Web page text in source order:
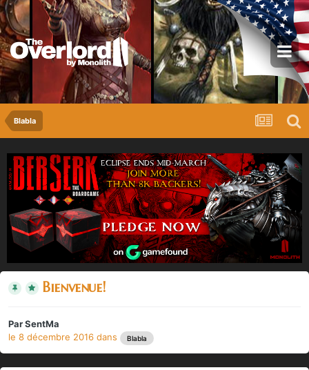
Blabla
Bienvenue!
ParSentMa
le 8 décembre 2016 dans Blabla